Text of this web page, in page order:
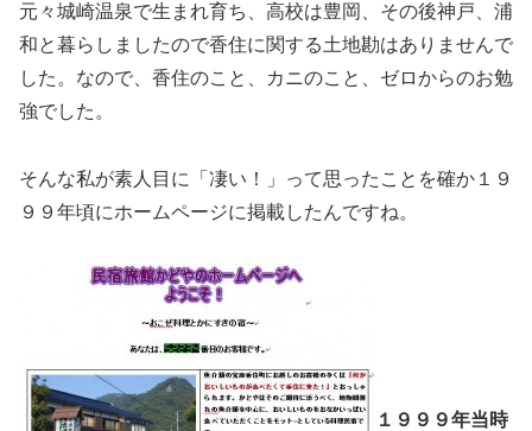
元々城崎温泉で生まれ育ち、高校は豊岡、その後神戸、浦
和と暮らしましたので香住に関する土地勘はありませんで
した。なので、香住のこと、カニのこと、ゼロからのお勉
強でした。
そんな私が素人目に「凄い！」って思ったことを確か１９
９９年頃にホームページに掲載したんですね。
１９９９年当時